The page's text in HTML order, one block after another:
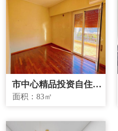
市中心精品投资自住两
宜房源
面积：83㎡